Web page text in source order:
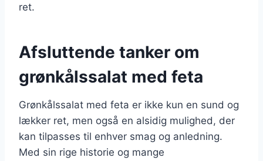
ret.
Afsluttende tanker om
grønkålssalat med feta
Grønkålssalat med feta er ikke kun en sund og
lækker ret, men også en alsidig mulighed, der
kan tilpasses til enhver smag og anledning.
Med sin rige historie og mange